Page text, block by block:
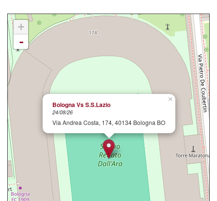
×
Bologna Vs S.S.Lazio
24/08/26
Via Andrea Costa, 174, 40134 Bologna BO
+
-